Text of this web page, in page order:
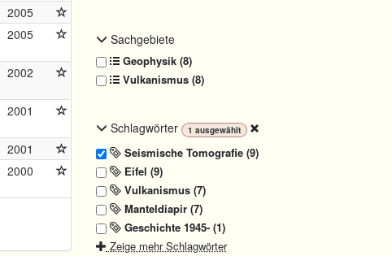
2005
2005
2002
2001
2001
2000
Sachgebiete
Geophysik (8)
Vulkanismus (8)
Schlagwörter 1 ausgewählt
Seismische Tomografie (9)
Eifel (9)
Vulkanismus (7)
Manteldiapir (7)
Geschichte 1945- (1)
Zeige mehr Schlagwörter